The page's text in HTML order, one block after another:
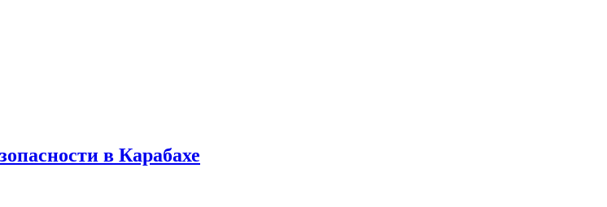
в Карабахе